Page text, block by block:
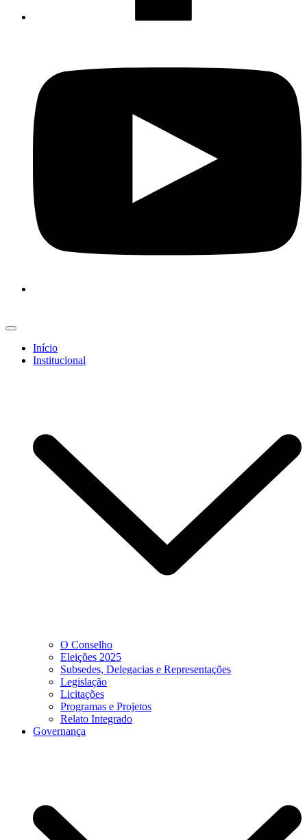
Início
Institucional
O Conselho
Eleições 2025
Subsedes, Delegacias e Representações
Legislação
Licitações
Programas e Projetos
Relato Integrado
Governança